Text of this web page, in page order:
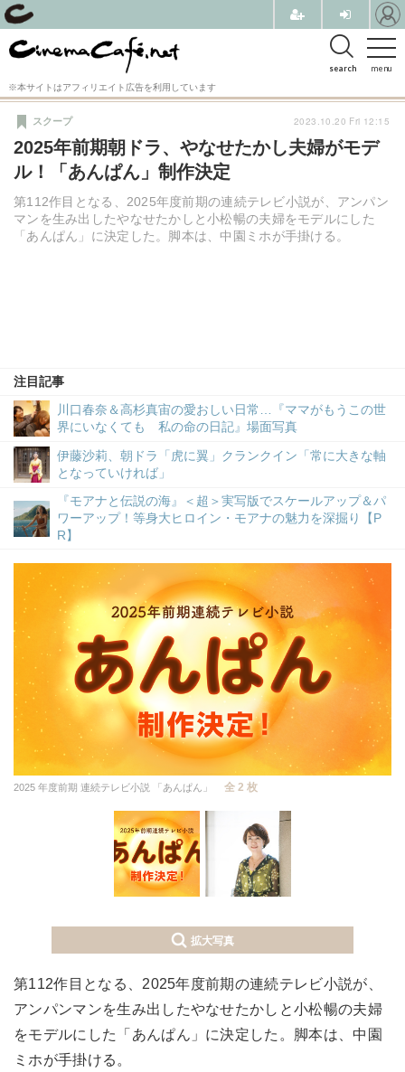
menu
search
※本サイトはアフィリエイト広告を利用しています
2025年前期朝ドラ、やなせたかし夫婦がモデ
ル！「あんぱん」制作決定
第112作目となる、2025年度前期の連続テレビ小説が、アンパン
マンを生み出したやなせたかしと小松暢の夫婦をモデルにした
「あんぱん」に決定した。脚本は、中園ミホが手掛ける。
スクープ
注目記事
川口春奈＆高杉真宙の愛おしい日常…『ママがもうこの世
界にいなくても 私の命の日記』場面写真
伊藤沙莉、朝ドラ「虎に翼」クランクイン「常に大きな軸
となっていければ」
『モアナと伝説の海』＜超＞実写版でスケールアップ＆パ
ワーアップ！等身大ヒロイン・モアナの魅力を深掘り【P
R】
2023.10.20 Fri 12:15
2025 年度前期 連続テレビ小説 「あんぱん」 全 2 枚
拡大写真
第112作目となる、2025年度前期の連続テレビ小説が、
アンパンマンを生み出したやなせたかしと小松暢の夫婦
をモデルにした「あんぱん」に決定した。脚本は、中園
ミホが手掛ける。